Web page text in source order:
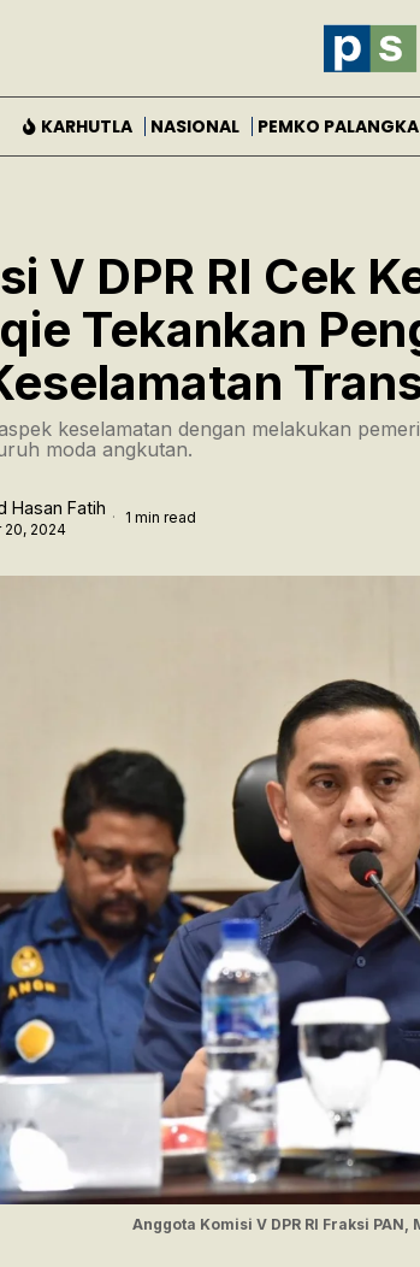
KARHUTLA NASIONAL PEMKO
V DPR RI Cek
Tekankan
keselamatan dengan melakukan
moda angkutan.
Hasan Fatih
2024
1 min read
Anggota Komisi V DPR RI Fraksi